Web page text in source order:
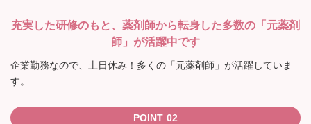
充実した研修のもと、薬剤師から転身した多数の「元薬剤
師」が活躍中です
企業勤務なので、土日休み！多くの「元薬剤師」が活躍していま
す。
POINT